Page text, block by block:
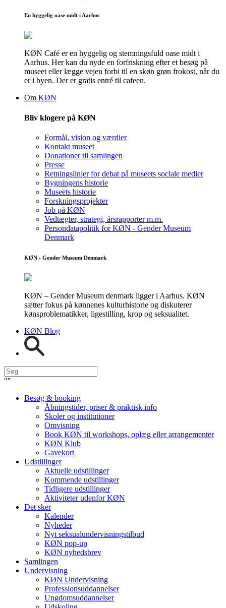
En hyggelig oase midt i Aarhus
KØN Café er en hyggelig og stemningsfuld oase midt i
Aarhus. Her kan du nyde en forfriskning efter et besøg på
museet eller lægge vejen forbi til en skøn grøn frokost, når du
er i byen. Der er gratis entré til cafeen.
Om KØN
Bliv klogere på KØN
Formål, vision og værdier
Kontakt museet
Donationer til samlingen
Presse
Retningslinjer for debat på museets sociale medier
Bygningens historie
Museets historie
Forskningsprojekter
Job på KØN
Vedtægter, strategi, årsrapporter m.m.
Persondatapolitik for KØN - Gender Museum
Denmark
KØN - Gender Museum Denmark
KØN – Gender Museum denmark ligger i Aarhus. KØN
sætter fokus på kønnenes kulturhistorie og diskuterer
kønsproblematikker, ligestilling, krop og seksualitet.
KØN Blog
""
Besøg & booking
Åbningstider, priser & praktisk info
Skoler og institutioner
Omvisning
Book KØN til workshops, oplæg eller arrangementer
KØN Klub
Gavekort
Udstillinger
Aktuelle udstillinger
Kommende udstillinger
Tidligere udstillinger
Aktiviteter udenfor KØN
Det sker
Kalender
Nyheder
Nyt seksualundervisningstilbud
KØN pop-up
KØN nyhedsbrev
Samlingen
Undervisning
KØN Undervisning
Professionsuddannelser
Ungdomsuddannelser